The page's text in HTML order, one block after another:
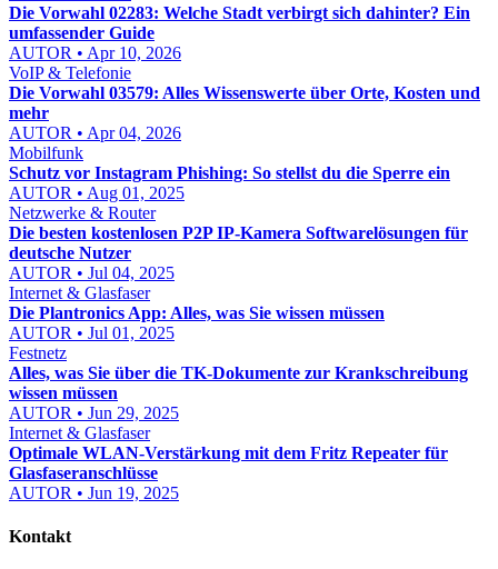
Die Vorwahl 02283: Welche Stadt verbirgt sich dahinter? Ein
umfassender Guide
AUTOR • Apr 10, 2026
VoIP & Telefonie
Die Vorwahl 03579: Alles Wissenswerte über Orte, Kosten und
mehr
AUTOR • Apr 04, 2026
Mobilfunk
Schutz vor Instagram Phishing: So stellst du die Sperre ein
AUTOR • Aug 01, 2025
Netzwerke & Router
Die besten kostenlosen P2P IP-Kamera Softwarelösungen für
deutsche Nutzer
AUTOR • Jul 04, 2025
Internet & Glasfaser
Die Plantronics App: Alles, was Sie wissen müssen
AUTOR • Jul 01, 2025
Festnetz
Alles, was Sie über die TK-Dokumente zur Krankschreibung
wissen müssen
AUTOR • Jun 29, 2025
Internet & Glasfaser
Optimale WLAN-Verstärkung mit dem Fritz Repeater für
Glasfaseranschlüsse
AUTOR • Jun 19, 2025
Kontakt